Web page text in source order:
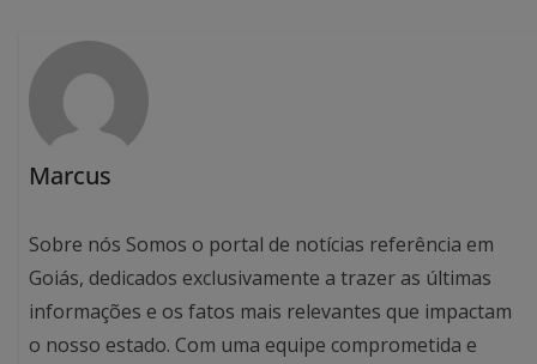
Marcus
Sobre nós Somos o portal de notícias referência em
Goiás, dedicados exclusivamente a trazer as últimas
informações e os fatos mais relevantes que impactam
o nosso estado. Com uma equipe comprometida e